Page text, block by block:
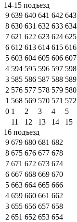
14-15 подъезд
9 639 640 641 642 643
8 630 631 632 633 634
7 621 622 623 624 625
6 612 613 614 615 616
5 603 604 605 606 607
4 594 595 596 597 598
3 585 586 587 588 589
2 576 577 578 579 580
1 568 569 570 571 572
0 1 2 3 4 5
11
12 13 14 15
16 подъезд
9 679 680 681 682
8 675 676 677 678
7 671 672 673 674
6 667 668 669 670
5 663 664 665 666
4 659 660 661 662
3 655 656 657 658
2 651 652 653 654